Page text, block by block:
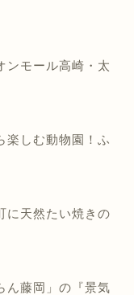
ンモール高崎・太
楽しむ動物園！ふ
に天然たい焼きの
ん藤岡」の『景気